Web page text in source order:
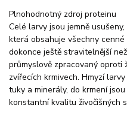
Plnohodnotný zdroj proteinu
Celé larvy jsou jemně
která obsahuje všechny
dokonce ještě stravitelnější
průmyslově zpracovaný oproti
zvířecích krmivech. Hmyzí
tuky a minerály, do krmení
konstantní kvalitu živočišných